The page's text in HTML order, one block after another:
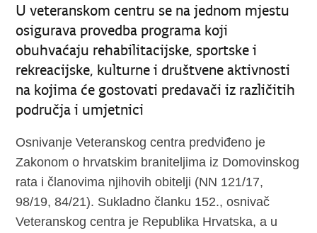
U veteranskom centru se na jednom mjestu
osigurava provedba programa koji
obuhvaćaju rehabilitacijske, sportske i
rekreacijske, kulturne i društvene aktivnosti
na kojima će gostovati predavači iz različitih
područja i umjetnici
Osnivanje Veteranskog centra predviđeno je
Zakonom o hrvatskim braniteljima iz Domovinskog
rata i članovima njihovih obitelji (NN 121/17,
98/19, 84/21). Sukladno članku 152., osnivač
Veteranskog centra je Republika Hrvatska, a u